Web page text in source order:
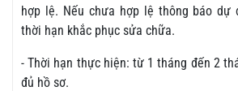
hợp lệ. Nếu chưa hợp lệ thông báo dự
thời hạn khắc phục sửa chữa.
- Thời hạn thực hiện: từ 1 tháng đến 2
đủ hồ sơ.